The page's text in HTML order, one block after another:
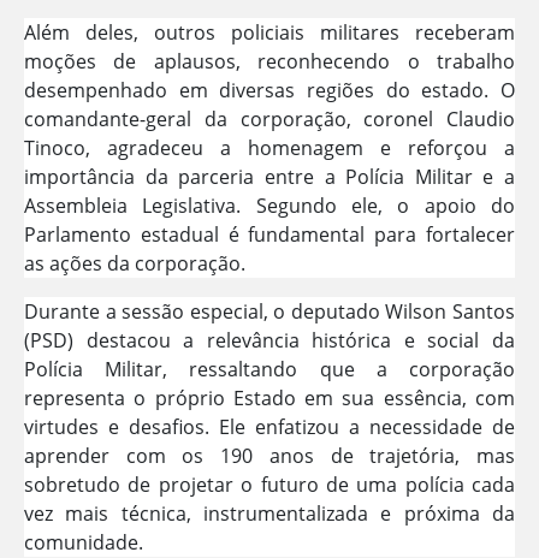
Além deles, outros policiais militares receberam
moções de aplausos, reconhecendo o trabalho
desempenhado em diversas regiões do estado. O
comandante-geral da corporação, coronel Claudio
Tinoco, agradeceu a homenagem e reforçou a
importância da parceria entre a Polícia Militar e a
Assembleia Legislativa. Segundo ele, o apoio do
Parlamento estadual é fundamental para fortalecer
as ações da corporação.
Durante a sessão especial, o deputado Wilson Santos
(PSD) destacou a relevância histórica e social da
Polícia Militar, ressaltando que a corporação
representa o próprio Estado em sua essência, com
virtudes e desafios. Ele enfatizou a necessidade de
aprender com os 190 anos de trajetória, mas
sobretudo de projetar o futuro de uma polícia cada
vez mais técnica, instrumentalizada e próxima da
comunidade.